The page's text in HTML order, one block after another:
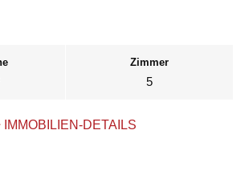
Zimmer
5
IMMOBILIEN-DETAILS